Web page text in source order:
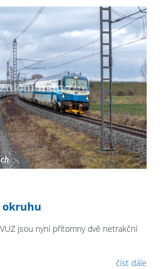
okruhu
jsou nyní přítomny dvě netrakční
číst dále